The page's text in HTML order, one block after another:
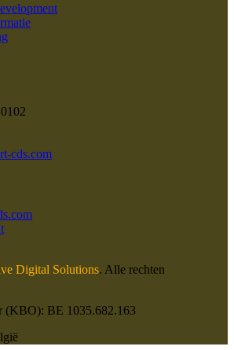
cds.com
Digital Solutions. Alle rechten
(KBO): BE 1035.682.163